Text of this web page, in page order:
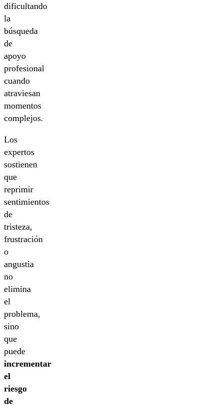
dificultando
la
búsqueda
de
apoyo
profesional
cuando
atraviesan
momentos
complejos.
Los
expertos
sostienen
que
reprimir
sentimientos
de
tristeza,
frustración
o
angustia
no
elimina
el
problema,
sino
que
puede
incrementar
el
riesgo
de